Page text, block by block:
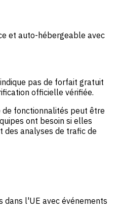
et auto-hébergeable avec
pas de forfait gratuit
officielle vérifiée.
fonctionnalités peut être
ont besoin si elles
des analyses de trafic de
dans l'UE avec événements